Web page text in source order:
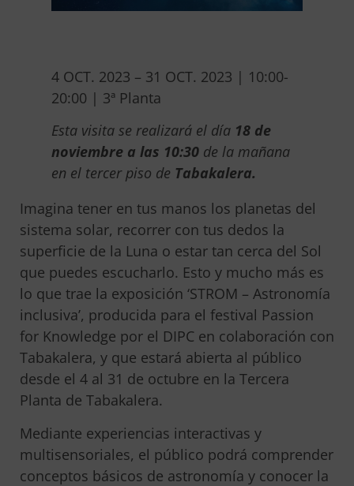
4 OCT. 2023 – 31 OCT. 2023 | 10:00-
20:00 | 3ª Planta
Esta visita se realizará el día 18 de
noviembre a las 10:30 de la mañana
en el tercer piso de Tabakalera.
Imagina tener en tus manos los planetas del
sistema solar, recorrer con tus dedos la
superficie de la Luna o estar tan cerca del Sol
que puedes escucharlo. Esto y mucho más es
lo que trae la exposición ‘STROM – Astronomía
inclusiva’, producida para el festival Passion
for Knowledge por el DIPC en colaboración con
Tabakalera, y que estará abierta al público
desde el 4 al 31 de octubre en la Tercera
Planta de Tabakalera.
Mediante experiencias interactivas y
multisensoriales, el público podrá comprender
conceptos básicos de astronomía y conocer la